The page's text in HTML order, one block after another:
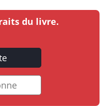
du livre.